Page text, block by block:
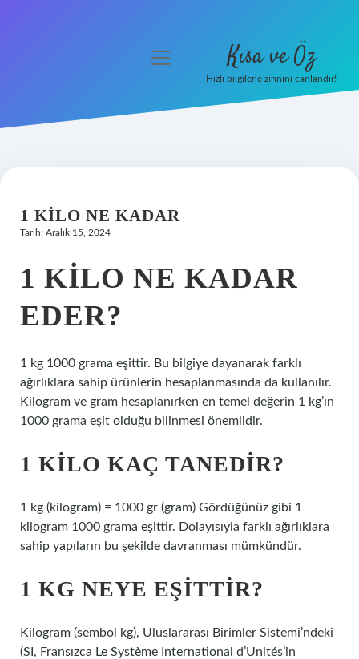
Hakkımızda
menüyü
Kısa ve Öz
Hızlı bilgilerle zihnini canlandır!
1 KILO NE KADAR
Tarih: Aralık 15, 2024
1 KILO NE KADAR
EDER?
1 kg 1000 grama eşittir. Bu bilgiye dayanarak farklı
ağırlıklara sahip ürünlerin hesaplanmasında da kullanılır.
Kilogram ve gram hesaplanırken en temel değerin 1 kg’ın
1000 grama eşit olduğu bilinmesi önemlidir.
1 KILO KAÇ TANEDIR?
1 kg (kilogram) = 1000 gr (gram) Gördüğünüz gibi 1
kilogram 1000 grama eşittir. Dolayısıyla farklı ağırlıklara
sahip yapıların bu şekilde davranması mümkündür.
1 KG NEYE EŞITTIR?
Kilogram (sembol kg), Uluslararası Birimler Sistemi’ndeki
(SI, Fransızca Le Système International d’Unités’in